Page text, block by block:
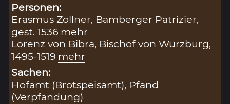
Personen:
Erasmus Zollner, Bamberger Patrizier,
gest. 1536 mehr
Lorenz von Bibra, Bischof von Würzburg,
1495-1519 mehr
Sachen:
Hofamt (Brotspeisamt), Pfand
(Verpfändung)